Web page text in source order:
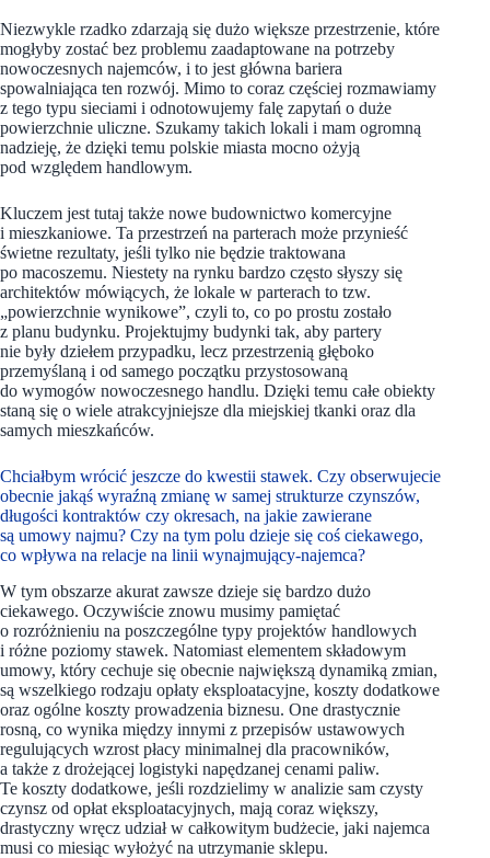
Niezwykle rzadko zdarzają się dużo większe przestrzenie, które
mogłyby zostać bez problemu zaadaptowane na potrzeby
nowoczesnych najemców, i to jest główna bariera
spowalniająca ten rozwój. Mimo to coraz częściej rozmawiamy
z tego typu sieciami i odnotowujemy falę zapytań o duże
powierzchnie uliczne. Szukamy takich lokali i mam ogromną
nadzieję, że dzięki temu polskie miasta mocno ożyją
pod względem handlowym.
Kluczem jest tutaj także nowe budownictwo komercyjne
i mieszkaniowe. Ta przestrzeń na parterach może przynieść
świetne rezultaty, jeśli tylko nie będzie traktowana
po macoszemu. Niestety na rynku bardzo często słyszy się
architektów mówiących, że lokale w parterach to tzw.
„powierzchnie wynikowe”, czyli to, co po prostu zostało
z planu budynku. Projektujmy budynki tak, aby partery
nie były dziełem przypadku, lecz przestrzenią głęboko
przemyślaną i od samego początku przystosowaną
do wymogów nowoczesnego handlu. Dzięki temu całe obiekty
staną się o wiele atrakcyjniejsze dla miejskiej tkanki oraz dla
samych mieszkańców.
Chciałbym wrócić jeszcze do kwestii stawek. Czy obserwujecie
obecnie jakąś wyraźną zmianę w samej strukturze czynszów,
długości kontraktów czy okresach, na jakie zawierane
są umowy najmu? Czy na tym polu dzieje się coś ciekawego,
co wpływa na relacje na linii wynajmujący-najemca?
W tym obszarze akurat zawsze dzieje się bardzo dużo
ciekawego. Oczywiście znowu musimy pamiętać
o rozróżnieniu na poszczególne typy projektów handlowych
i różne poziomy stawek. Natomiast elementem składowym
umowy, który cechuje się obecnie największą dynamiką zmian,
są wszelkiego rodzaju opłaty eksploatacyjne, koszty dodatkowe
oraz ogólne koszty prowadzenia biznesu. One drastycznie
rosną, co wynika między innymi z przepisów ustawowych
regulujących wzrost płacy minimalnej dla pracowników,
a także z drożejącej logistyki napędzanej cenami paliw.
Te koszty dodatkowe, jeśli rozdzielimy w analizie sam czysty
czynsz od opłat eksploatacyjnych, mają coraz większy,
drastyczny wręcz udział w całkowitym budżecie, jaki najemca
musi co miesiąc wyłożyć na utrzymanie sklepu.